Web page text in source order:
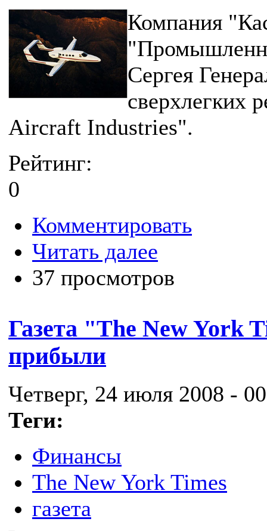
Компания
Сергея
сверхлегких
Aircraft Industries".
Рейтинг:
0
Комментировать
Читать далее
37 просмотров
Газета "The New York
прибыли
Четверг, 24 июля 2008 -
Теги:
Финансы
The New York Times
газета